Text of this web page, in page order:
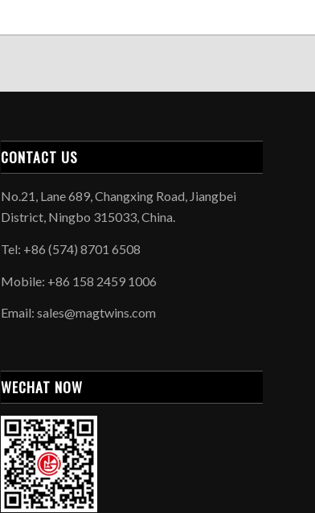
CONTACT US
No.21, Lane 689, Changxing Road, Jiangbei
District, Ningbo 315033, China.
Tel: +86 (574) 8701 6508
Mobile: +86 158 2459 1006
Email: sales@magtwins.com
WECHAT NOW